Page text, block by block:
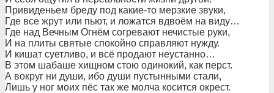
Привиденьем бреду под какие-то мерзкие звуки,
Где все жрут или пьют, и ложатся вдвоём на виду…
Где над Вечным Огнём согревают нечистые руки,
И на плиты святые спокойно справляют нужду.
И кишат суетливо, и всё продают неустанно…
В этом шабаше хищном стою одинокий, как перст.
А вокруг ни души, ибо души пустынными стали,
Лишь у ног моих пёс так же молча косится окрест.